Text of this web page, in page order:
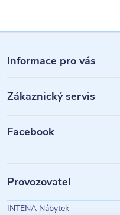
á
p
a
Informace pro vás
Zákaznický servis
Facebook
Provozovatel
INTENA Nábytek